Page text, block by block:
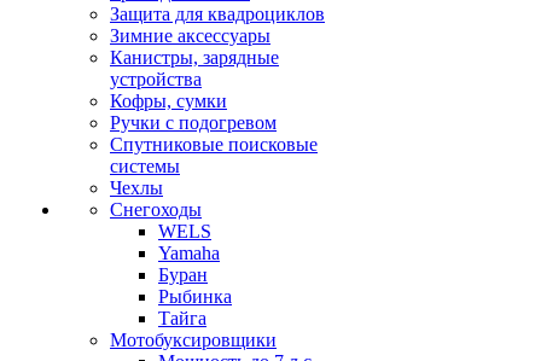
Защита для квадроциклов
Зимние аксессуары
Канистры, зарядные
устройства
Кофры, сумки
Ручки с подогревом
Спутниковые поисковые
системы
Чехлы
Снегоходы
WELS
Yamaha
Буран
Рыбинка
Тайга
Мотобуксировщики